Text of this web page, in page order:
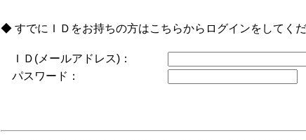
◆ すでにＩＤをお持ちの方はこちらからログインをしてく
ＩＤ(メールアドレス)：
パスワード：